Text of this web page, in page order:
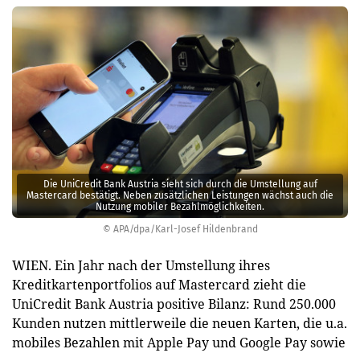
© APA/dpa/Karl-Josef Hildenbrand
Die UniCredit Bank Austria sieht sich durch die Umstellung auf
Mastercard bestätigt. Neben zusätzlichen Leistungen wächst auch die
Nutzung mobiler Bezahlmöglichkeiten.
WIEN. Ein Jahr nach der Umstellung ihres
Kreditkartenportfolios auf Mastercard zieht die
UniCredit Bank Austria positive Bilanz: Rund 250.000
Kunden nutzen mittlerweile die neuen Karten, die u.a.
mobiles Bezahlen mit Apple Pay und Google Pay sowie